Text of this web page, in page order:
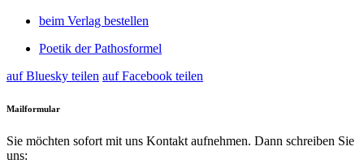
beim Verlag bestellen
Poetik der Pathosformel
auf Bluesky teilen auf Facebook teilen
Mailformular
Sie möchten sofort mit uns Kontakt aufnehmen. Dann schreiben Sie
uns: